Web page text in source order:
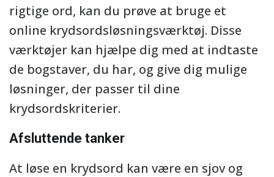
rigtige ord, kan du prøve at bruge et
online krydsordsløsningsværktøj. Disse
værktøjer kan hjælpe dig med at indtaste
de bogstaver, du har, og give dig mulige
løsninger, der passer til dine
krydsordskriterier.
Afsluttende tanker
At løse en krydsord kan være en sjov og